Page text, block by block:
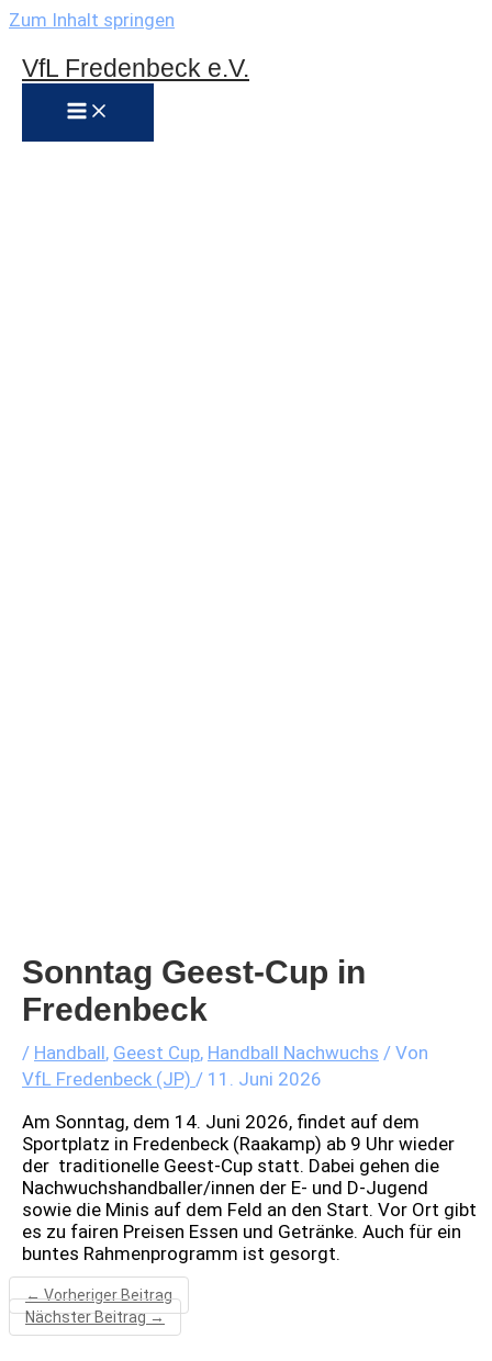
Zum Inhalt springen
VfL Fredenbeck e.V.
Sonntag Geest-Cup in
Fredenbeck
/ Handball, Geest Cup, Handball Nachwuchs / Von
VfL Fredenbeck (JP) / 11. Juni 2026
Am Sonntag, dem 14. Juni 2026, findet auf dem
Sportplatz in Fredenbeck (Raakamp) ab 9 Uhr wieder
der traditionelle Geest-Cup statt. Dabei gehen die
Nachwuchshandballer/innen der E- und D-Jugend
sowie die Minis auf dem Feld an den Start. Vor Ort gibt
es zu fairen Preisen Essen und Getränke. Auch für ein
buntes Rahmenprogramm ist gesorgt.
←Vorheriger Beitrag
Nächster Beitrag→